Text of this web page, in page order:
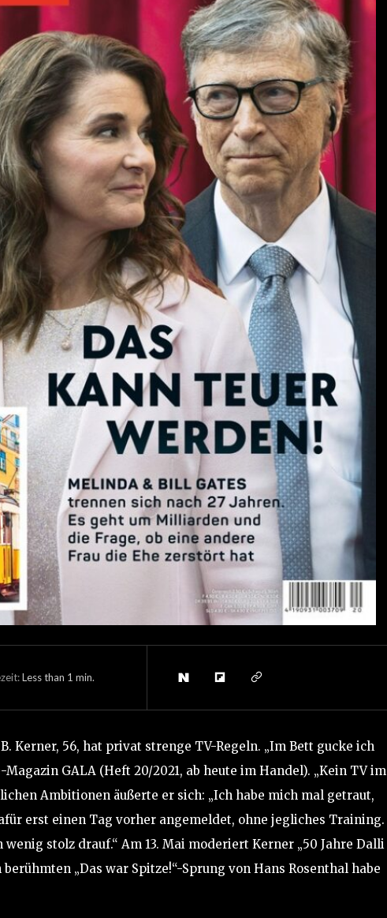
Less than 1 min.
Kerner, 56, hat privat strenge TV-Regeln. „Im Bett gucke ich
GALA (Heft 20/2021, ab heute im Handel). „Kein TV im
Ambitionen äußerte er sich: „Ich habe mich mal getraut,
erst einen Tag vorher angemeldet, ohne jegliches Training.
stolz drauf.“ Am 13. Mai moderiert Kerner „50 Jahre Dalli
„Das war Spitze!“-Sprung von Hans Rosenthal habe